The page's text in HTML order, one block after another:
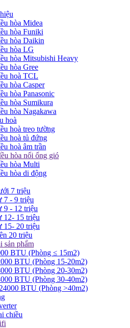
hòa Midea
hòa Funiki
hòa Daikin
hòa LG
hòa Mitsubishi Heavy
hòa Gree
hoà TCL
hòa Casper
hòa Panasonic
hòa Sumikura
hòa Nagakawa
hoà
hoà treo tường
hoà tủ đứng
hoà âm trần
hòa nối ống gió
hòa Multi
hòa di động
7 triệu
7 - 9 triệu
9 - 12 triệu
12- 15 triệu
15- 20 triệu
20 triệu
sản phẩm
BTU (Phòng ≤ 15m2)
BTU (Phòng 15-20m2)
BTU (Phòng 20-30m2)
BTU (Phòng 30-40m2)
BTU (Phòng >40m2)
chiều